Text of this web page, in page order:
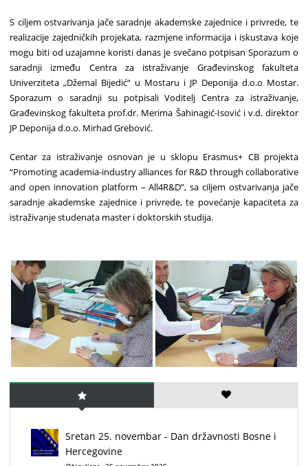
S ciljem ostvarivanja jače saradnje akademske zajednice i privrede, te
realizacije zajedničkih projekata, razmjene informacija i iskustava koje
mogu biti od uzajamne koristi danas je svečano potpisan Sporazum o
saradnji između Centra za istraživanje Građevinskog fakulteta
Univerziteta „Džemal Bijedić“ u Mostaru i JP Deponija d.o.o Mostar.
Sporazum o saradnji su potpisali Voditelj Centra za istraživanje,
Građevinskog fakulteta prof.dr. Merima Šahinagić-Isović i v.d. direktor
JP Deponija d.o.o. Mirhad Grebović.
Centar za istraživanje osnovan je u sklopu Erasmus+ CB projekta
“Promoting academia-industry alliances for R&D through collaborative
and open innovation platform – All4R&D”, sa ciljem ostvarivanja jače
saradnje akademske zajednice i privrede, te povećanje kapaciteta za
istraživanje studenata master i doktorskih studija.
Sretan 25. novembar - Dan državnosti Bosne i
Hercegovine